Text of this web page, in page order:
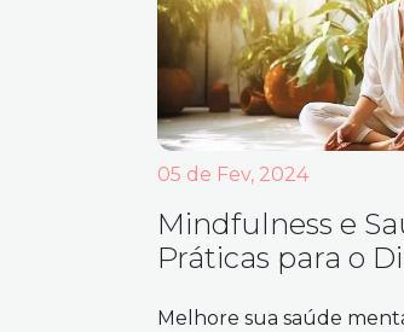
05 de Fev, 2024
Mindfulness e
Práticas para o
Melhore sua saúde